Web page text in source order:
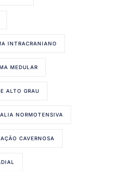
INTRACRANIANO
MEDULAR
ALTO GRAU
NORMOTENSIVA
CAVERNOSA